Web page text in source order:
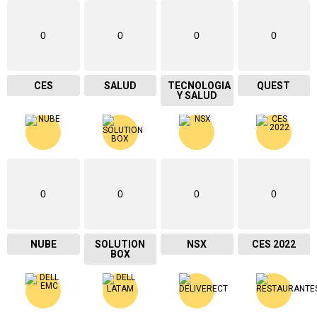
0
CES
0
SALUD
0
TECNOLOGIA
Y SALUD
0
QUEST
0
NUBE
0
SOLUTION
BOX
0
NSX
0
CES 2022